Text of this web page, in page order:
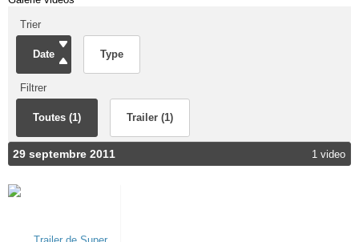
Trier
Date Type
Filtrer
Toutes (1) Trailer (1)
29 septembre 2011 1 video